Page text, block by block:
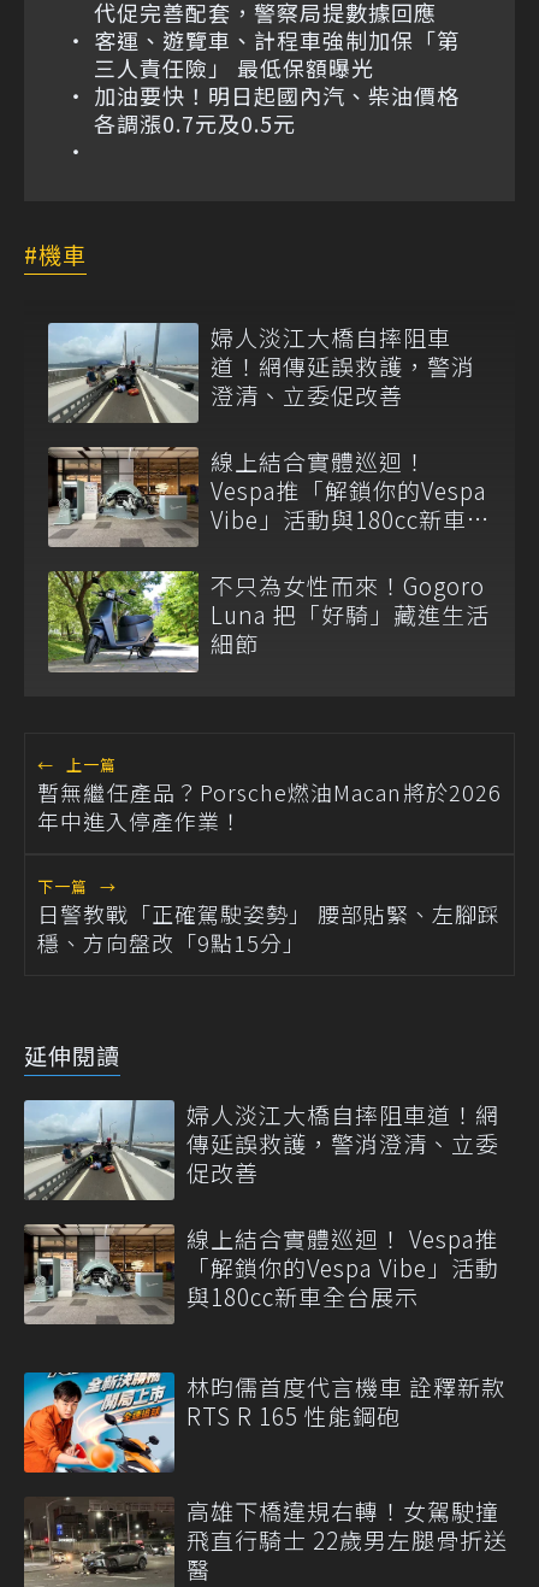
代促完善配套，警察局提數據回應
客運、遊覽車、計程車強制加保「第
三人責任險」 最低保額曝光
加油要快！明日起國內汽、柴油價格
各調漲0.7元及0.5元
機車
婦人淡江大橋自摔阻車
道！網傳延誤救護，警消
澄清、立委促改善
線上結合實體巡迴！
Vespa推「解鎖你的Vespa
Vibe」活動與180cc新車全
不只為女性而來！Gogoro
Luna 把「好騎」藏進生活
細節
← 上一篇
暫無繼任產品？Porsche燃油Macan將於2026
年中進入停產作業！
下一篇 →
日警教戰「正確駕駛姿勢」 腰部貼緊、左腳踩
穩、方向盤改「9點15分」
延伸閱讀
婦人淡江大橋自摔阻車道！網
傳延誤救護，警消澄清、立委
促改善
線上結合實體巡迴！ Vespa推
「解鎖你的Vespa Vibe」活動
與180cc新車全台展示
林昀儒首度代言機車 詮釋新款
RTS R 165 性能鋼砲
高雄下橋違規右轉！女駕駛撞
飛直行騎士 22歲男左腿骨折送
醫